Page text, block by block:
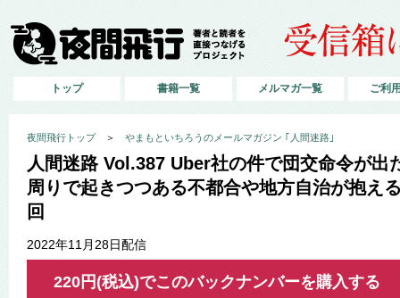
トップ 書籍一覧 メルマガ一覧 ご利
夜間飛行トップ＞ やまもといちろうのメールマガジン ｢人間迷路｣
人間迷路 Vol.387 Uber社の件で団交命令が出
周りで起きつつある不都合や地方自治が抱え
回
2022年11月28日配信
220円(税込)でこのバックナンバーを購入する